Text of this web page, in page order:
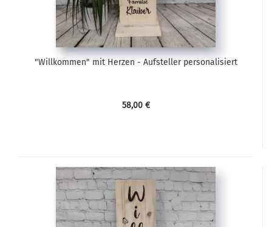
"Willkommen" mit Herzen - Aufsteller personalisiert
58,00 €